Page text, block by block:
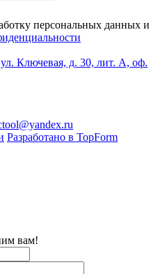
персональных данных и
Ключевая, д. 30, лит. А, оф.
Разработано в TopForm
вам!